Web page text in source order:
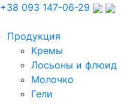
+38 093 147-06-29
Продукция
Кремы
Лосьоны и флюид
Молочко
Гели